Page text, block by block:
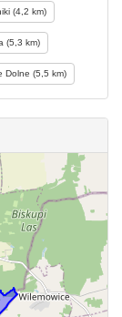
(4,2 km)
(5,3 km)
Dolne (5,5 km)